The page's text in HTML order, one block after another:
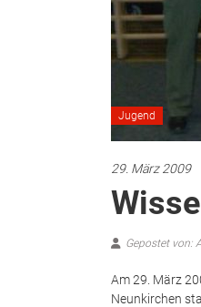
Jugend
29. März 2009
Gepostet von:
Am 29. März
Neunkirchen